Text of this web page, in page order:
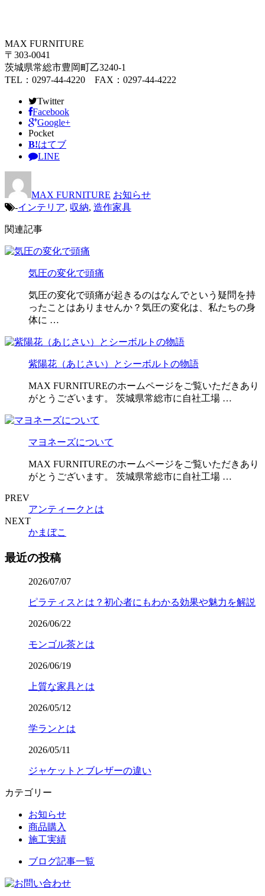
MAX FURNITURE
〒303-0041
茨城県常総市豊岡町乙3240-1
TEL：0297-44-4220 FAX：0297-44-4222
Twitter
Facebook
Google+
Pocket
B!はてブ
LINE
MAX FURNITURE お知らせ
-インテリア, 収納, 造作家具
関連記事
気圧の変化で頭痛
気圧の変化で頭痛が起きるのはなんでという疑問を持
ったことはありませんか？気圧の変化は、私たちの身
体に …
紫陽花（あじさい）とシーボルトの物語
MAX FURNITUREのホームページをご覧いただきあり
がとうございます。 茨城県常総市に自社工場 …
マヨネーズについて
MAX FURNITUREのホームページをご覧いただきあり
がとうございます。 茨城県常総市に自社工場 …
PREV
アンティークとは
NEXT
かまぼこ
最近の投稿
2026/07/07
ピラティスとは？初心者にもわかる効果や魅力を解説
2026/06/22
モンゴル茶とは
2026/06/19
上質な家具とは
2026/05/12
学ランとは
2026/05/11
ジャケットとブレザーの違い
カテゴリー
お知らせ
商品購入
施工実績
ブログ記事一覧